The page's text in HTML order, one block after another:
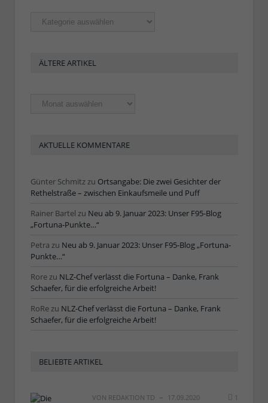
Rubriken
ÄLTERE ARTIKEL
Ältere
Artikel
AKTUELLE KOMMENTARE
Günter Schmitzzu Ortsangabe: Die zwei Gesichter der
Rethelstraße – zwischen Einkaufsmeile und Puff
Rainer Bartel zu Neu ab 9. Januar 2023: Unser F95-Blog
„Fortuna-Punkte…“
Petra zu Neu ab 9. Januar 2023: Unser F95-Blog „Fortuna-
Punkte…“
Rorezu NLZ-Chef verlässt die Fortuna – Danke, Frank
Schaefer, für die erfolgreiche Arbeit!
RoRezu NLZ-Chef verlässt die Fortuna – Danke, Frank
Schaefer, für die erfolgreiche Arbeit!
BELIEBTE ARTIKEL
VON REDAKTION TD 17.09.2020 1